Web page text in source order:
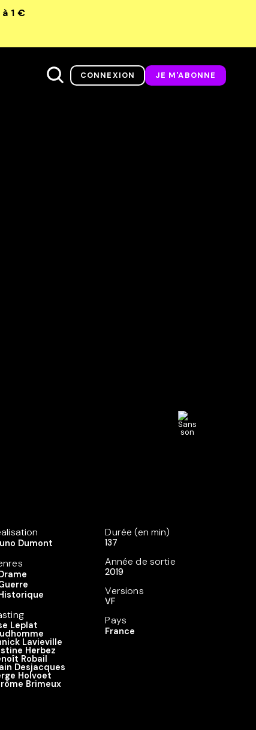
à 1 €
CONNEXION JE M'ABONNE
Dumont
Leplat
Lavieville
Herbez
Robail
Desjacques
Holvoet
Brimeux
Durée (en min)
137
Année de sortie
2019
Versions
VF
Pays
France